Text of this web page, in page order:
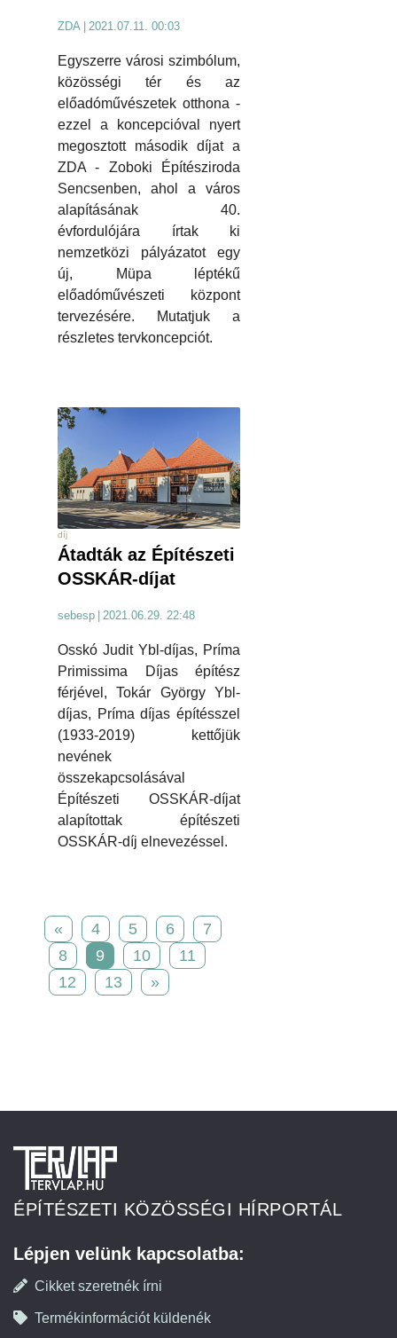
ZDA | 2021.07.11. 00:03
Egyszerre városi szimbólum,
közösségi tér és az
előadóművészetek otthona -
ezzel a koncepcióval nyert
megosztott második díjat a
ZDA - Zoboki Építésziroda
Sencsenben, ahol a város
alapításának 40.
évfordulójára írtak ki
nemzetközi pályázatot egy
új, Müpa léptékű
előadóművészeti központ
tervezésére. Mutatjuk a
részletes tervkoncepciót.
díj
Átadták az Építészeti
OSSKÁR-díjat
sebesp 2021.06.29. 22:48
Osskó Judit Ybl-díjas, Príma
Primissima Díjas építész
férjével, Tokár György Ybl-
díjas, Príma díjas építésszel
(1933-2019) kettőjük
nevének
összekapcsolásával
Építészeti OSSKÁR-díjat
alapítottak építészeti
OSSKÁR-díj elnevezéssel.
« 4 5 6
7
8
9 10
11
12
13 »
ÉPÍTÉSZETI KÖZÖSSÉGI HÍRPORTÁL
Lépjen velünk kapcsolatba:
Cikket szeretnék írni
Termékinformációt küldenék